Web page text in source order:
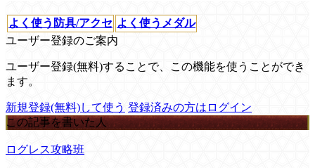
よく使う防具/アクセ よく使うメダル
ユーザー登録のご案内
ユーザー登録(無料)することで、この機能を使うことができ
ます。
新規登録(無料)して使う 登録済みの方はログイン
この記事を書いた人
ログレス攻略班